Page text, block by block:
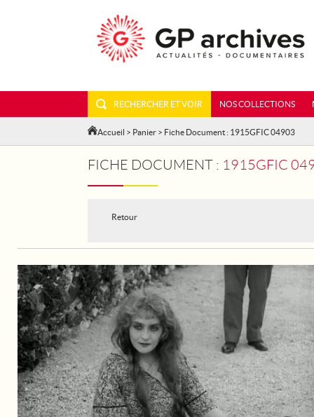
RECHERCHER ET VOIR NOS COLLECTIONS
Accueil > Panier > Fiche Document : 1915GFIC 04903
FICHE DOCUMENT : 1915GFIC
Retour